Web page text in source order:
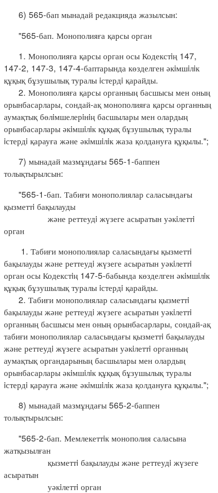
6) 565-бап мынадай редакцияда жазылсын:
"565-бап. Монополияға қарсы орган
1. Монополияға қарсы орган осы Кодекстiң 147,
147-2, 147-3, 147-4-баптарында көзделген әкiмшiлiк
құқық бұзушылық туралы iстердi қарайды.
2. Монополияға қарсы органның басшысы мен оның
орынбасарлары, сондай-ақ монополияға қарсы органның
аумақтық бөлiмшелерiнiң басшылары мен олардың
орынбасарлары әкiмшiлiк құқық бұзушылық туралы
iстердi қарауға және әкiмшiлiк жаза қолдануға құқылы.";
7) мынадай мазмұндағы 565-1-баппен
толықтырылсын:
"565-1-бап. Табиғи монополиялар саласындағы
қызметтi бақылауды
және реттеудi жүзеге асыратын уәкiлеттi
орган
1. Табиғи монополиялар саласындағы қызметтi
бақылауды және реттеудi жүзеге асыратын уәкiлеттi
орган осы Кодекстiң 147-5-бабында көзделген әкiмшiлiк
құқық бұзушылық туралы iстердi қарайды.
2. Табиғи монополиялар саласындағы қызметтi
бақылауды және реттеудi жүзеге асыратын уәкiлеттi
органның басшысы мен оның орынбасарлары, сондай-ақ
табиғи монополиялар саласындағы қызметтi бақылауды
және реттеудi жүзеге асыратын уәкiлеттi органның
аумақтық органдарының басшылары мен олардың
орынбасарлары әкiмшiлiк құқық бұзушылық туралы
iстердi қарауға және әкiмшiлiк жаза қолдануға құқылы.";
8) мынадай мазмұндағы 565-2-баппен
толықтырылсын:
"565-2-бап. Мемлекеттiк монополия саласына
жатқызылған
қызметтi бақылауды және реттеудi жүзеге
асыратын
уәкiлеттi орган